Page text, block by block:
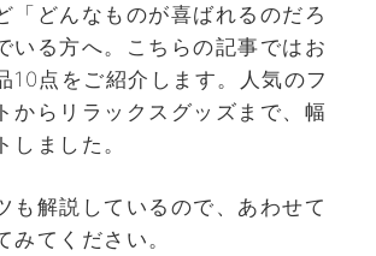
「どんなものが喜ばれるのだろ
いる方へ。こちらの記事ではお
10点をご紹介します。人気のフ
からリラックスグッズまで、幅
しました。
も解説しているので、あわせて
みてください。